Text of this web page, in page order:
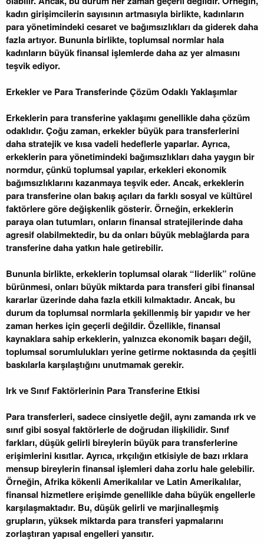
kadın girişimcilerin sayısının artmasıyla birlikte, kadınların
para yönetimindeki cesaret ve bağımsızlıkları da giderek daha
fazla artıyor. Bununla birlikte, toplumsal normlar hala
kadınların büyük finansal işlemlerde daha az yer almasını
teşvik ediyor.
Erkekler ve Para Transferinde Çözüm Odaklı Yaklaşımlar
Erkeklerin para transferine yaklaşımı genellikle daha çözüm
odaklıdır. Çoğu zaman, erkekler büyük para transferlerini
daha stratejik ve kısa vadeli hedeflerle yaparlar. Ayrıca,
erkeklerin para yönetimindeki bağımsızlıkları daha yaygın bir
normdur, çünkü toplumsal yapılar, erkekleri ekonomik
bağımsızlıklarını kazanmaya teşvik eder. Ancak, erkeklerin
para transferine olan bakış açıları da farklı sosyal ve kültürel
faktörlere göre değişkenlik gösterir. Örneğin, erkeklerin
paraya olan tutumları, onların finansal stratejilerinde daha
agresif olabilmektedir, bu da onları büyük meblağlarda para
transferine daha yatkın hale getirebilir.
Bununla birlikte, erkeklerin toplumsal olarak “liderlik” rolüne
bürünmesi, onları büyük miktarda para transferi gibi finansal
kararlar üzerinde daha fazla etkili kılmaktadır. Ancak, bu
durum da toplumsal normlarla şekillenmiş bir yapıdır ve her
zaman herkes için geçerli değildir. Özellikle, finansal
kaynaklara sahip erkeklerin, yalnızca ekonomik başarı değil,
toplumsal sorumlulukları yerine getirme noktasında da çeşitli
baskılarla karşılaştığını unutmamak gerekir.
Irk ve Sınıf Faktörlerinin Para Transferine Etkisi
Para transferleri, sadece cinsiyetle değil, aynı zamanda ırk ve
sınıf gibi sosyal faktörlerle de doğrudan ilişkilidir. Sınıf
farkları, düşük gelirli bireylerin büyük para transferlerine
erişimlerini kısıtlar. Ayrıca, ırkçılığın etkisiyle de bazı ırklara
mensup bireylerin finansal işlemleri daha zorlu hale gelebilir.
Örneğin, Afrika kökenli Amerikalılar ve Latin Amerikalılar,
finansal hizmetlere erişimde genellikle daha büyük engellerle
karşılaşmaktadır. Bu, düşük gelirli ve marjinalleşmiş
grupların, yüksek miktarda para transferi yapmalarını
zorlaştıran yapısal engelleri yansıtır.